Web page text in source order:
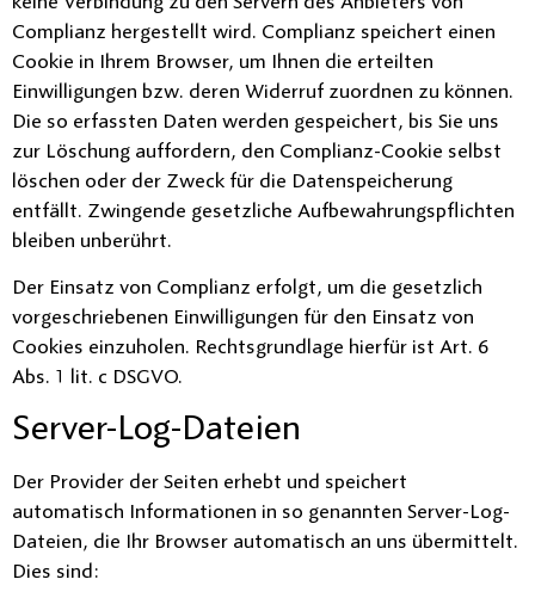
Complianz hergestellt wird. Complianz speichert einen
Cookie in Ihrem Browser, um Ihnen die erteilten
Einwilligungen bzw. deren Widerruf zuordnen zu können.
Die so erfassten Daten werden gespeichert, bis Sie uns
zur Löschung auffordern, den Complianz-Cookie selbst
löschen oder der Zweck für die Datenspeicherung
entfällt. Zwingende gesetzliche Aufbewahrungspflichten
bleiben unberührt.
Der Einsatz von Complianz erfolgt, um die gesetzlich
vorgeschriebenen Einwilligungen für den Einsatz von
Cookies einzuholen. Rechtsgrundlage hierfür ist Art. 6
Abs. 1 lit. c DSGVO.
Server-Log-Dateien
Der Provider der Seiten erhebt und speichert
automatisch Informationen in so genannten Server-Log-
Dateien, die Ihr Browser automatisch an uns übermittelt.
Dies sind: